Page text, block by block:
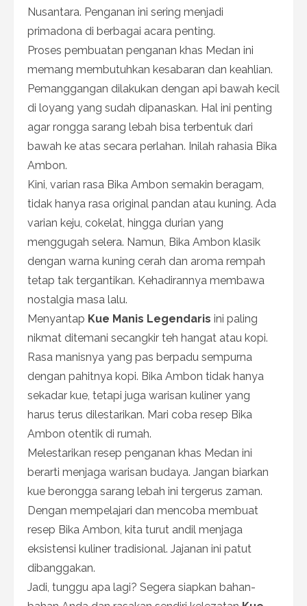
Nusantara. Penganan ini sering menjadi
primadona di berbagai acara penting.
Proses pembuatan penganan khas Medan ini
memang membutuhkan kesabaran dan keahlian.
Pemanggangan dilakukan dengan api bawah kecil
di loyang yang sudah dipanaskan. Hal ini penting
agar rongga sarang lebah bisa terbentuk dari
bawah ke atas secara perlahan. Inilah rahasia Bika
Ambon.
Kini, varian rasa Bika Ambon semakin beragam,
tidak hanya rasa original pandan atau kuning. Ada
varian keju, cokelat, hingga durian yang
menggugah selera. Namun, Bika Ambon klasik
dengan warna kuning cerah dan aroma rempah
tetap tak tergantikan. Kehadirannya membawa
nostalgia masa lalu.
Menyantap Kue Manis Legendaris ini paling
nikmat ditemani secangkir teh hangat atau kopi.
Rasa manisnya yang pas berpadu sempurna
dengan pahitnya kopi. Bika Ambon tidak hanya
sekadar kue, tetapi juga warisan kuliner yang
harus terus dilestarikan. Mari coba resep Bika
Ambon otentik di rumah.
Melestarikan resep penganan khas Medan ini
berarti menjaga warisan budaya. Jangan biarkan
kue berongga sarang lebah ini tergerus zaman.
Dengan mempelajari dan mencoba membuat
resep Bika Ambon, kita turut andil menjaga
eksistensi kuliner tradisional. Jajanan ini patut
dibanggakan.
Jadi, tunggu apa lagi? Segera siapkan bahan-